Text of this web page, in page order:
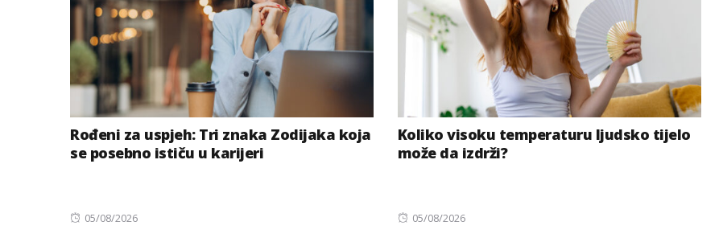
Rođeni za uspjeh: Tri znaka Zodijaka koja
se posebno ističu u karijeri
Posted
05/08/2026
Koliko visoku temperaturu ljudsko tijelo
može da izdrži?
Posted
05/08/2026